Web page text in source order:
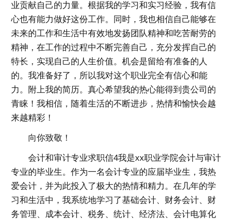
业贡献自己的力量。根据我的学习和实习经验，我有信
心也有能力做好这份工作。同时，我也相信自己能够在
未来的工作和生活中有效地发扬团队精神和吃苦耐劳的
精神，在工作的过程中不断完善自己，充分发挥自己的
特长，实现自己的人生价值。机会是留给有准备的人
的。我准备好了，所以我对这个职业完全有信心和能
力。附上我的简历。真心希望我的热心能得到贵公司的
青睐！我相信，随着生活的不断进步，热情和愉快会越
来越精彩！
向你致敬！
会计和审计专业求职信4我是xx职业学院会计与审计
专业的毕业生。作为一名会计专业的应届毕业生，我热
爱会计，并为此投入了极大的热情和精力。在几年的学
习和生活中，我系统地学习了基础会计、财务会计、财
务管理、成本会计、税务、统计、经济法、会计电算化